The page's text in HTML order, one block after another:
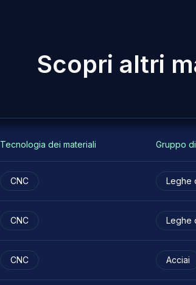
Scopri altri m
Tecnologia dei materiali Gruppo
CNC Leghe
CNC Leghe
CNC Acciai